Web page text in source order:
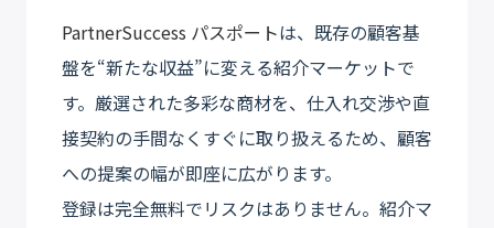
PartnerSuccess パスポートは、既存の顧客基
盤を“新たな収益”に変える紹介マーケットで
す。厳選された多彩な商材を、仕入れ交渉や直
接契約の手間なくすぐに取り扱えるため、顧客
への提案の幅が即座に広がります。
登録は完全無料でリスクはありません。紹介マ